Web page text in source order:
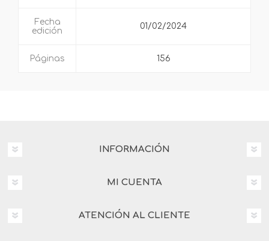
Fecha
edición
01/02/2024
Páginas 156
INFORMACIÓN
MI CUENTA
ATENCIÓN AL CLIENTE